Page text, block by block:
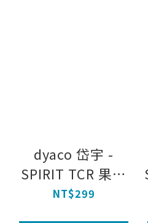
dyaco 岱宇 -
SPIRIT TCR 果凍
拉力繩-低強度
NT$299